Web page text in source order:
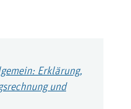
Erklärung,
und